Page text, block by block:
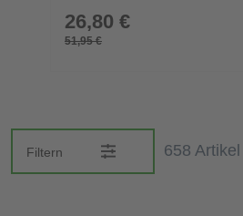
26,80 €
51,95 €
Filtern 658 Artikel